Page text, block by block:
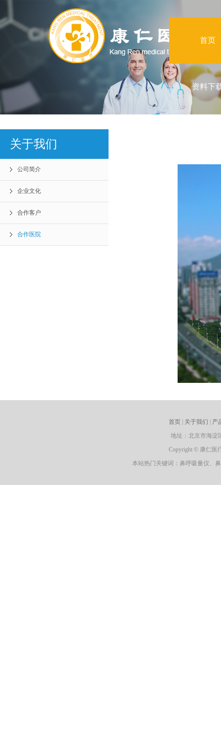
首页
资料下
关于我们
公司简介
企业文化
合作客户
合作医院
首页 | 关于我们 | 产
地址：北京市海淀
Copyright © 康仁医
本站热门关键词：鼻呼吸量仪、